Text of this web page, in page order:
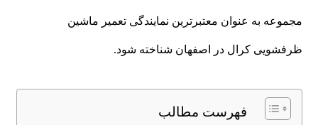
مجموعه به عنوان معتبرترین نمایندگی تعمیر ماشین
ظرفشویی کرال در اصفهان شناخته شود.
فهرست مطالب